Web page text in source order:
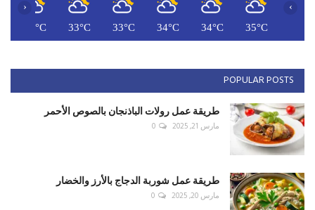
35°C
34°C
34°C
33°C
33°C
32°C
‹ ›
POPULAR POSTS
طريقة عمل رولات الباذنجان بالصوص الأحمر
مارس 21, 2025 0
طريقة عمل شوربة الدجاج بالأرز والخضار
مارس 20, 2025 0